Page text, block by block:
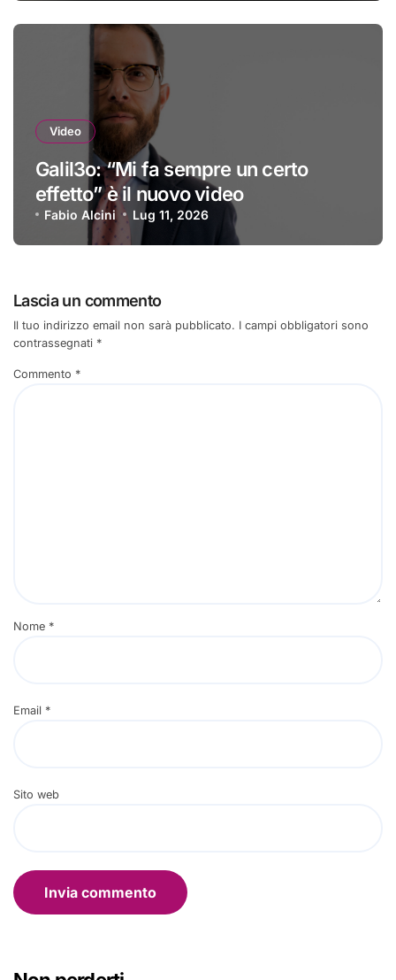
Video
Galil3o: “Mi fa sempre un certo
effetto” è il nuovo video
Fabio Alcini Lug 11, 2026
Lascia un commento
Il tuo indirizzo email non sarà pubblicato. I campi obbligatori sono
contrassegnati *
Commento *
Nome *
Email *
Sito web